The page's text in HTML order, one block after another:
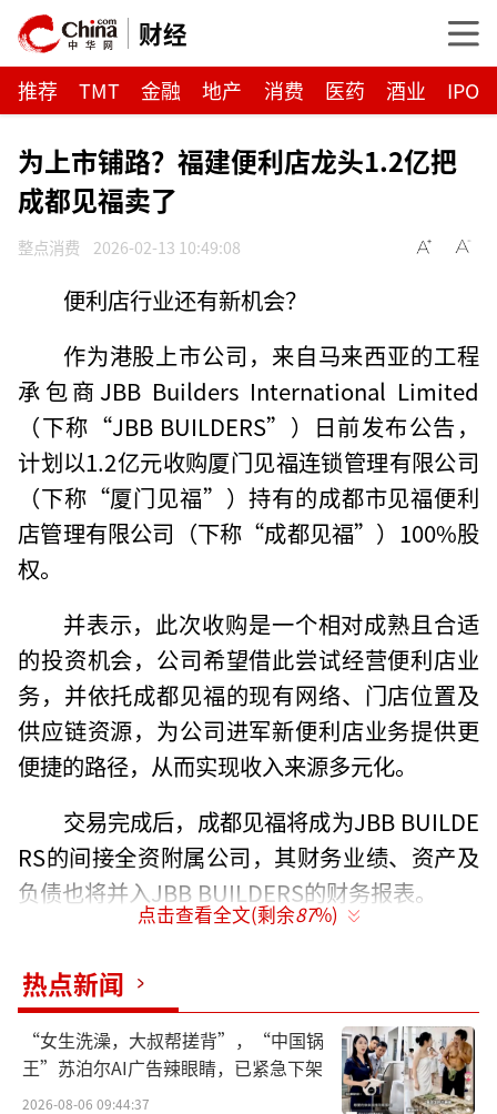
财经
推荐 TMT 金融 地产 消费 医药 酒业 IPO
为上市铺路？福建便利店龙头1.2亿把
成都见福卖了
整点消费 2026-02-13 10:49:08
便利店行业还有新机会？
作为港股上市公司，来自马来西亚的工程
承包商JBB Builders International Limited
（下称“JBB BUILDERS”）日前发布公告，
计划以1.2亿元收购厦门见福连锁管理有限公司
（下称“厦门见福”）持有的成都市见福便利
店管理有限公司（下称“成都见福”）100%股
权。
并表示，此次收购是一个相对成熟且合适
的投资机会，公司希望借此尝试经营便利店业
务，并依托成都见福的现有网络、门店位置及
供应链资源，为公司进军新便利店业务提供更
便捷的路径，从而实现收入来源多元化。
交易完成后，成都见福将成为JBB BUILDE
RS的间接全资附属公司，其财务业绩、资产及
负债也将并入JBB BUILDERS的财务报表。
称，公司正与厦门见福就有关买卖成都见福10
0%股权权益进行磋商。截至本公告日期，潜在
收购事项的代价仍需双方协商确定。如此看
点击查看全文(剩余87%)
热点新闻
“女生洗澡，大叔帮搓背”，“中国锅
王”苏泊尔AI广告辣眼睛，已紧急下架
2026-08-06 09:44:37